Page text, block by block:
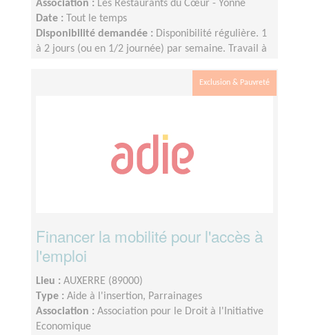
Association : Les Restaurants du Cœur - Yonne
Date :
Tout le temps
Disponibilité demandée : Disponibilité régulière. 1
à 2 jours (ou en 1/2 journée) par semaine. Travail à
Exclusion & Pauvreté
Financer la mobilité pour l'accès à
l'emploi
Lieu : AUXERRE (89000)
Type : Aide à l'insertion, Parrainages
Association : Association pour le Droit à l'Initiative
Economique